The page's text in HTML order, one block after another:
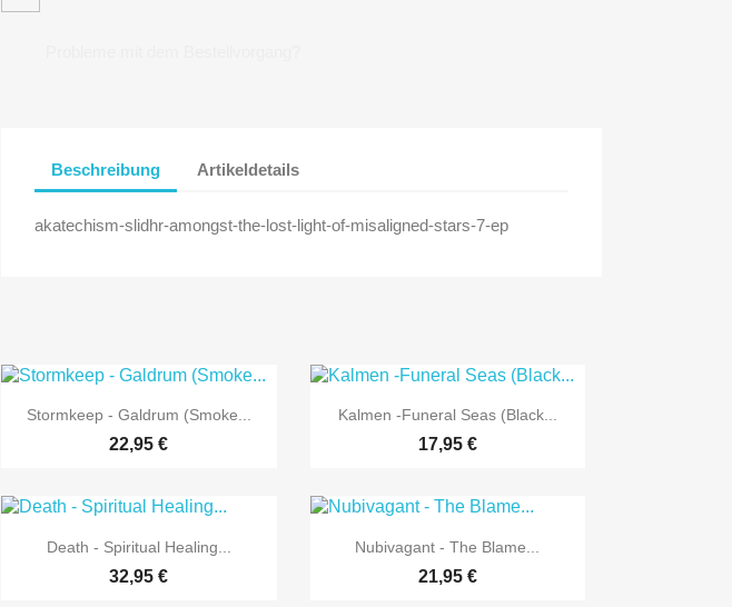
Beschreibung Artikeldetails
akatechism-slidhr-amongst-the-lost-light-of-misaligned-stars-7-ep
 Vorschau
Stormkeep - Galdrum (Smoke...
22,95 €
 Vorschau
Kalmen -Funeral Seas (Black...
17,95 €
 Vorschau
Death - Spiritual Healing...
32,95 €
 Vorschau
Nubivagant - The Blame...
21,95 €